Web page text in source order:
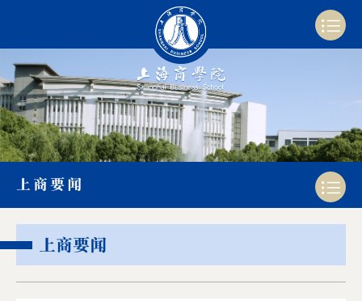
上商要闻
上商要闻